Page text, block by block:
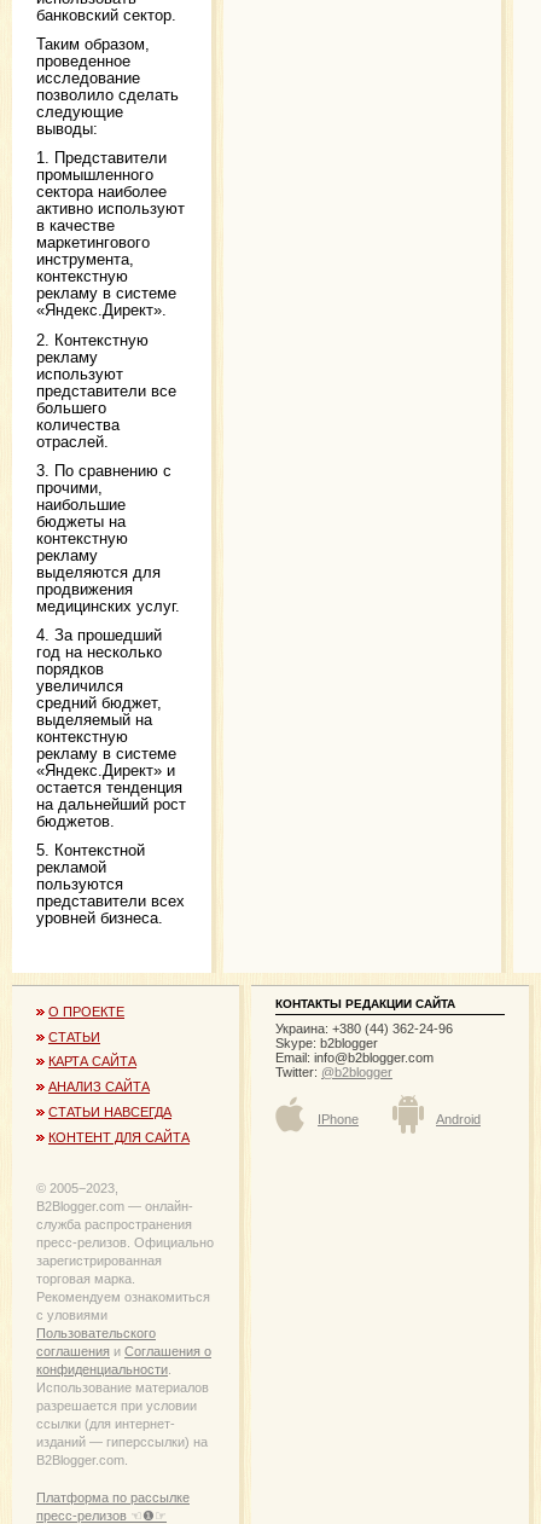
банковский сектор.
Таким образом,
проведенное
исследование
позволило сделать
следующие
выводы:
1. Представители
промышленного
сектора наиболее
активно используют
в качестве
маркетингового
инструмента,
контекстную
рекламу в системе
«Яндекс.Директ».
2. Контекстную
рекламу
используют
представители все
большего
количества
отраслей.
3. По сравнению с
прочими,
наибольшие
бюджеты на
контекстную
рекламу
выделяются для
продвижения
медицинских услуг.
4. За прошедший
год на несколько
порядков
увеличился
средний бюджет,
выделяемый на
контекстную
рекламу в системе
«Яндекс.Директ» и
остается тенденция
на дальнейший рост
бюджетов.
5. Контекстной
рекламой
пользуются
представители всех
уровней бизнеса.
О ПРОЕКТЕ
СТАТЬИ
КАРТА САЙТА
АНАЛИЗ САЙТА
СТАТЬИ НАВСЕГДА
КОНТЕНТ ДЛЯ САЙТА
© 2005−2023,
B2Blogger.com — онлайн-
служба распространения
пресс-релизов. Официально
зарегистрированная
торговая марка.
Рекомендуем ознакомиться
с уловиями
Пользовательского
соглашения и Соглашения о
конфиденциальности
Использование материалов
разрешается при условии
ссылки (для интернет-
изданий — гиперссылки) на
B2Blogger.com.
Платформа по рассылке
пресс-релизов ☜❶☞
КОНТАКТЫ РЕДАКЦИИ САЙТА
Украина: +380 (44) 362-24-96
Skype: b2blogger
Email: info@b2blogger.com
Twitter: @b2blogger
IPhone Android